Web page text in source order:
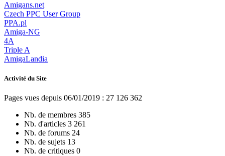
Amigans.net
Czech PPC User Group
PPA.pl
Amiga-NG
4A
Triple A
AmigaLandia
Activité du Site
Pages vues depuis 06/01/2019 : 27 126 362
Nb. de membres 385
Nb. d'articles 3 261
Nb. de forums 24
Nb. de sujets 13
Nb. de critiques 0